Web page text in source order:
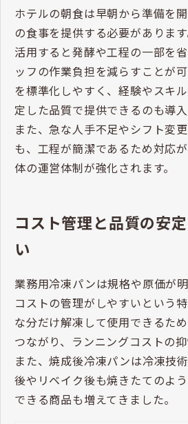
ホテルの朝食は早朝から準備を
の食事を提供する必要がありま
活用すると発酵や工程の一部を
ッフの作業負担を減らすことが
を標準化しやすく、経験やスキ
定した品質で提供できるのも導入
また、急な人手不足やシフト変
も、工程が簡潔であるため対応
体の運営体制が強化されます。
コスト管理と品質の安
い
業務用冷凍パンは規格や原価が
コストの管理がしやすいという
な分だけ解凍して使用できるた
つながり、ランニングコストの抑
また、焼成後冷凍パンは冷凍技
後やリベイク後も焼きたてのよ
できる商品も増えてきました。